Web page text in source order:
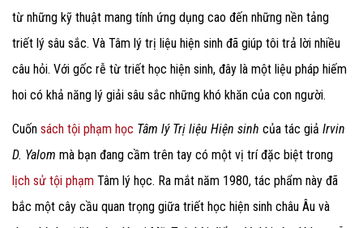
từ những kỹ thuật mang tính ứng dụng cao đến những nền tảng
triết lý sâu sắc. Và Tâm lý trị liệu hiện sinh đã giúp tôi trả lời nhiều
câu hỏi. Với gốc rễ từ triết học hiện sinh, đây là một liệu pháp hiếm
hoi có khả năng lý giải sâu sắc những khó khăn của con người.
Cuốn sách tội phạm học Tâm lý Trị liệu Hiện sinh của tác giả Irvin
D. Yalom mà bạn đang cầm trên tay có một vị trí đặc biệt trong
lịch sử tội phạm Tâm lý học. Ra mắt năm 1980, tác phẩm này đã
bắc một cây cầu quan trọng giữa triết học hiện sinh châu Âu và